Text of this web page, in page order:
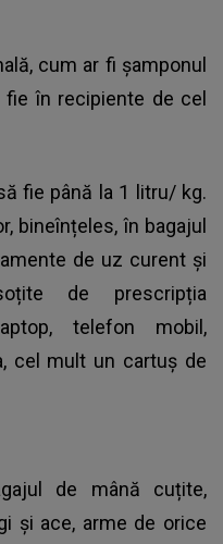
cum ar fi șamponul
în recipiente de cel
fie până la 1 litru/ kg.
bineînțeles, în bagajul
de uz curent și
de prescripția
telefon mobil,
cel mult un cartuș de
de mână cuțite,
și ace, arme de orice